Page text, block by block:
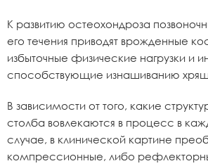
К развитию остеохондроза
его течения приводят врожденные
избыточные физические нагрузки и
способствующие изнашиванию
В зависимости от того, какие
столба вовлекаются в процесс в
случае, в клинической картине
компрессионные, либо